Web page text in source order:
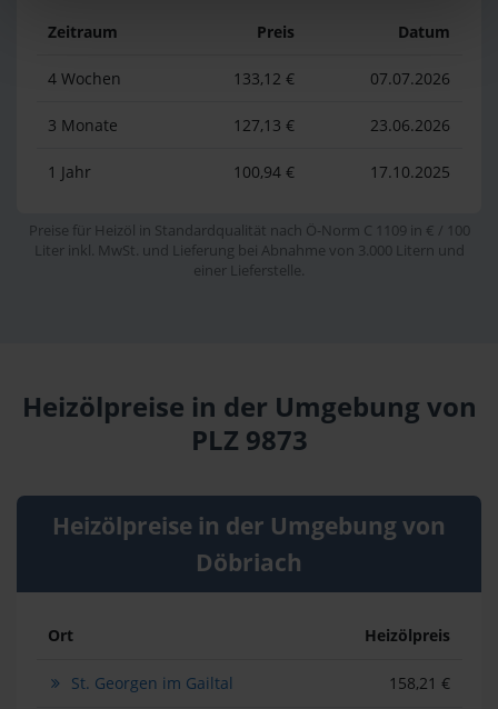
Zeitraum Preis Datum
4 Wochen 133,12 € 07.07.2026
3 Monate 127,13 € 23.06.2026
1 Jahr 100,94 € 17.10.2025
Preise für Heizöl in Standardqualität nach Ö-Norm C 1109 in € / 100
Liter inkl. MwSt. und Lieferung bei Abnahme von 3.000 Litern und
einer Lieferstelle.
Heizölpreise in der Umgebung von
PLZ 9873
Heizölpreise in der Umgebung von
Döbriach
Ort Heizölpreis
St. Georgen im Gailtal 158,21 €